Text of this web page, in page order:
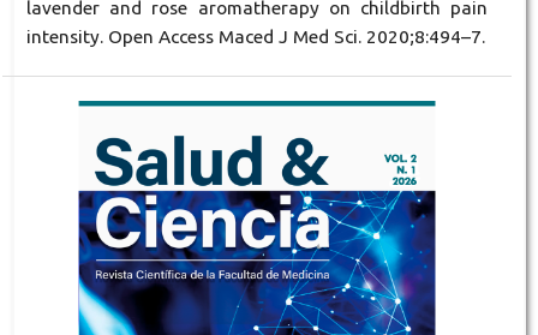
lavender and rose aromatherapy on childbirth pain
intensity. Open Access Maced J Med Sci. 2020;8:494–7.